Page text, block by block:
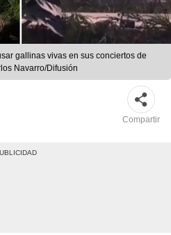
gallinas vivas en sus conciertos de
Navarro/Difusión
Compartir